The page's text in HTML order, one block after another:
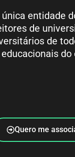
única entidade
de
de
do
Quero me